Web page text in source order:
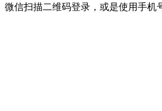
微信扫描二维码登录，或是使用手机